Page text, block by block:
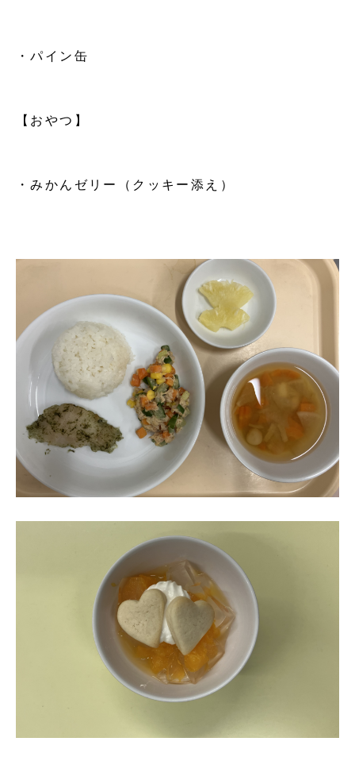
・パイン缶
【おやつ】
・みかんゼリー（クッキー添え）